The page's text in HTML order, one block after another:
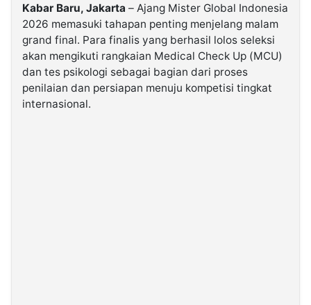
Kabarbaru.co
2026
Kabar Baru, Jakarta – Ajang Mister Global Indonesia
2026 memasuki tahapan penting menjelang malam
grand final. Para finalis yang berhasil lolos seleksi
akan mengikuti rangkaian Medical Check Up (MCU)
dan tes psikologi sebagai bagian dari proses
penilaian dan persiapan menuju kompetisi tingkat
internasional.